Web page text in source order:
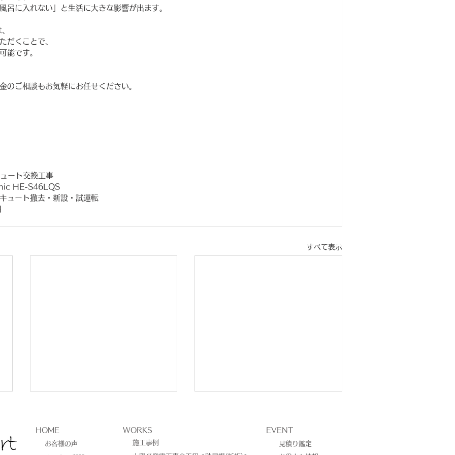
呂に入れない」と生活に大きな影響が出ます。
だくことで、
能です。
のご相談もお気軽にお任せください。
ート交換工事
HE-S46LQS
ュート撤去・新設・試運転
すべて表示
HOME
お客様の声
WORKS EVENT
施工事例
見積り鑑定